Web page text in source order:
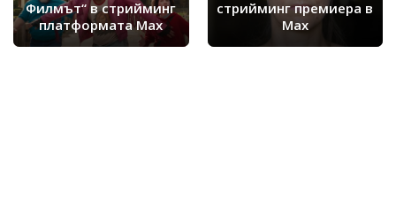
Филмът“ в стрийминг
платформата Max
стрийминг премиера в
Max